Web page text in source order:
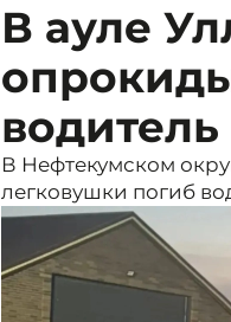
В ауле
водитель
В Нефтекумском
легковушки погиб